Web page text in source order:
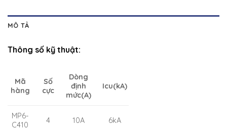
MÔ TẢ
Thông số kỹ thuật:
Mã
hàng
Số
cực
Dòng
định
mức(A)
Icu(kA)
MP6-
C410
4 10A 6kA